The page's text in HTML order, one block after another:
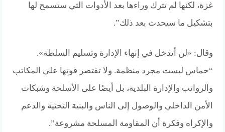
غزة، لكنها لم تترك وراءها بعد الأدوات التي ستسمح لها
بتشكيل ما سيحدث بعد ذلك”.
وقال: «لن أتدخل في إنهاء الإدارة وتسليم السلطة».
“حماس ليست مجرد منظمة. ولا تقتصر قوتها على المكاتب
والرواتب والإدارة البلدية، بل أيضًا على الأسلحة وشبكات
الأمن الداخلي والوصول إلى الناس والبنية التحتية والدعم
والإكراه وفكرة أن المقاومة المسلحة مشروعة”.